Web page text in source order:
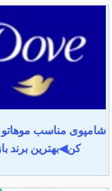
شامپوی مناسب موهاتو
کن◀بهترین برند